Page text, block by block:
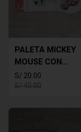
PALETA MICKEY
MOUSE CON
CORTADOR DE
GALLETA
S/ 20.00
S/ 45.00